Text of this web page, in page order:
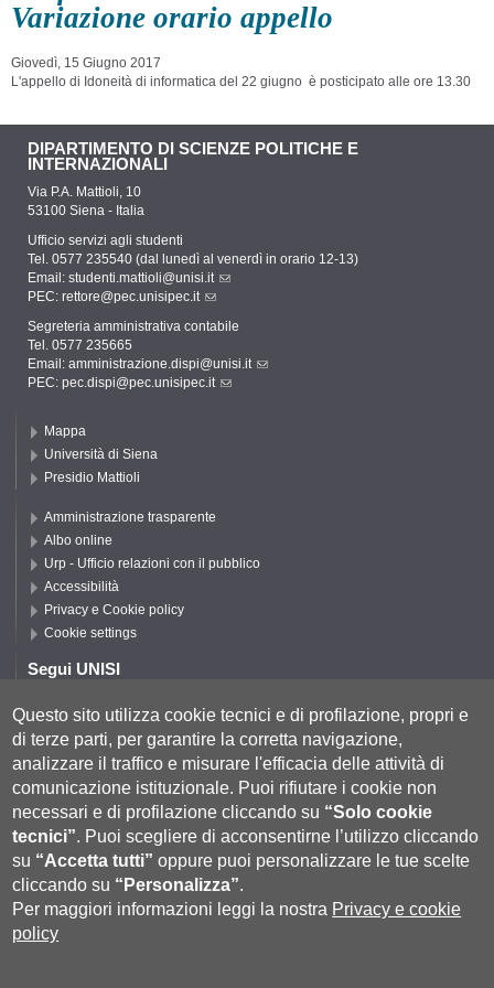
Variazione orario appello
Giovedì, 15 Giugno 2017
L'appello di Idoneità di informatica del 22 giugno è posticipato alle ore 13.30
DIPARTIMENTO DI SCIENZE POLITICHE E
INTERNAZIONALI
Via P.A. Mattioli, 10
53100 Siena - Italia
Ufficio servizi agli studenti
Tel. 0577 235540 (dal lunedì al venerdì in orario 12-13)
Email: studenti.mattioli@unisi.it
PEC: rettore@pec.unisipec.it
Segreteria amministrativa contabile
Tel. 0577 235665
Email: amministrazione.dispi@unisi.it
PEC: pec.dispi@pec.unisipec.it
Mappa
Università di Siena
Presidio Mattioli
Amministrazione trasparente
Albo online
Urp - Ufficio relazioni con il pubblico
Accessibilità
Privacy e Cookie policy
Cookie settings
Segui UNISI
Segui DISPI
Questo sito utilizza cookie tecnici e di profilazione, propri e
di terze parti, per garantire la corretta navigazione,
analizzare il traffico e misurare l'efficacia delle attività di
comunicazione istituzionale. Puoi rifiutare i cookie non
necessari e di profilazione cliccando su “Solo cookie
tecnici”. Puoi scegliere di acconsentirne l’utilizzo cliccando
su “Accetta tutti” oppure puoi personalizzare le tue scelte
cliccando su “Personalizza”.
Per maggiori informazioni leggi la nostra Privacy e cookie
policy